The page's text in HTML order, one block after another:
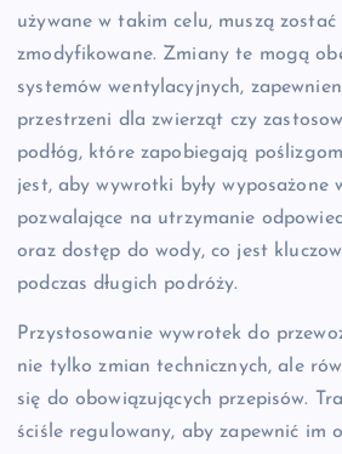
używane w takim celu, muszą
zmodyfikowane. Zmiany te mogą
systemów wentylacyjnych,
przestrzeni dla zwierząt czy
podłóg, które zapobiegają
jest, aby wywrotki były wyposażone
pozwalające na utrzymanie
oraz dostęp do wody, co jest
podczas długich podróży.
Przystosowanie wywrotek do
nie tylko zmian technicznych, ale
się do obowiązujących przepisów.
ściśle regulowany, aby zapewnić im